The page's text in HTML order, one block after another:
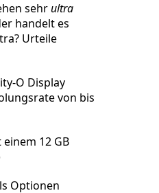
sehrultra
handelt es
Urteile
O Display
von bis
12 GB
Optionen